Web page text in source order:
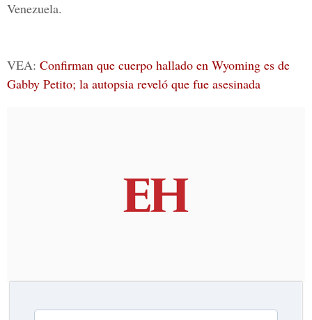
Venezuela.
VEA: Confirman que cuerpo hallado en Wyoming es de
Gabby Petito; la autopsia reveló que fue asesinada